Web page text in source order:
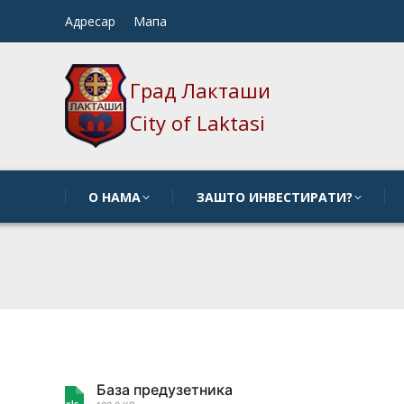
Адресар Мапа
Град Лакташи
City of Laktasi
О НАМА ЗАШТО ИНВЕСТИРАТИ?
База предузетника
О НАМА